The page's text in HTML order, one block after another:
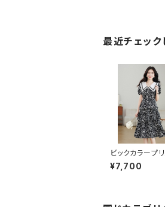
最近チェック
ビックカラープ
リル切り替えワ
¥7,700